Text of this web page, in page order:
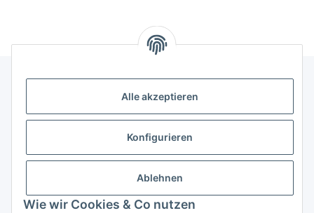
Alle akzeptieren
Konfigurieren
Ablehnen
Wie wir Cookies & Co nutzen